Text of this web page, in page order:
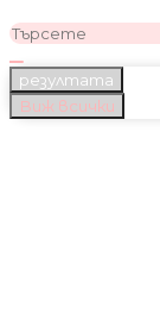
резултата
Виж всички